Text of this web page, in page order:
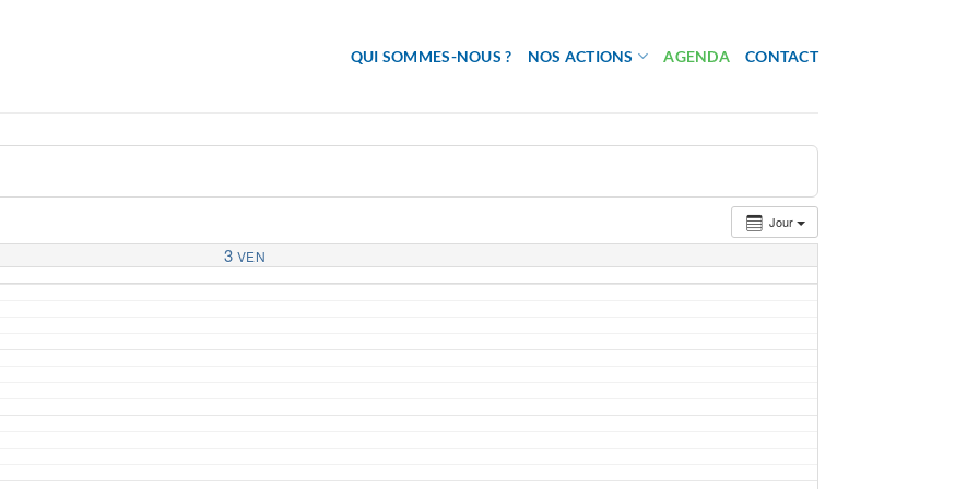
QUI SOMMES-NOUS ? NOS ACTIONS AGENDA CONTACT
Jour
3 VEN